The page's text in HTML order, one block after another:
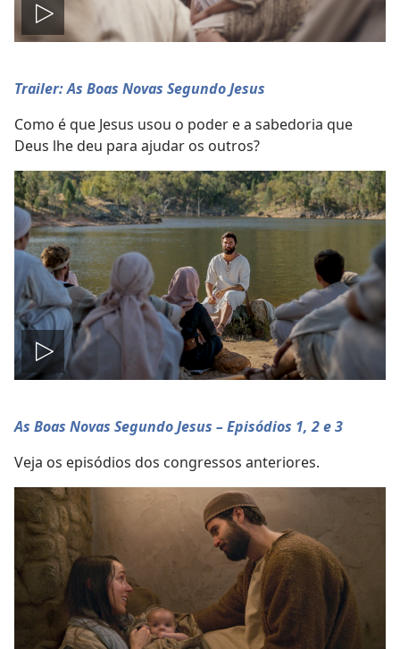
Reproduzir
vídeo
Trailer: As Boas Novas Segundo Jesus
Como é que Jesus usou o poder e a sabedoria que
Deus lhe deu para ajudar os outros?
Reproduzir
vídeo
As Boas Novas Segundo Jesus – Episódios 1, 2 e 3
Veja os episódios dos congressos anteriores.